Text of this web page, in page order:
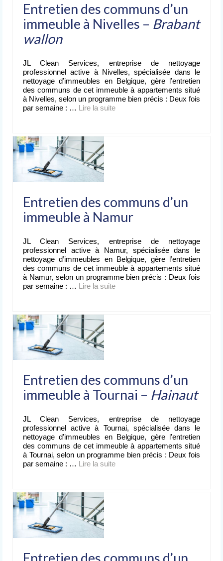
Entretien des communs d’un
immeuble à Nivelles – Brabant
wallon
JL Clean Services, entreprise de nettoyage
professionnel active à Nivelles, spécialisée dans le
nettoyage d’immeubles en Belgique, gère l’entretien
des communs de cet immeuble à appartements situé
à Nivelles, selon un programme bien précis : Deux fois
par semaine : … Lire la suite­­
Entretien des communs d’un
immeuble à Namur
JL Clean Services, entreprise de nettoyage
professionnel active à Namur, spécialisée dans le
nettoyage d’immeubles en Belgique, gère l’entretien
des communs de cet immeuble à appartements situé
à Namur, selon un programme bien précis : Deux fois
par semaine : … Lire la suite­­
Entretien des communs d’un
immeuble à Tournai – Hainaut
JL Clean Services, entreprise de nettoyage
professionnel active à Tournai, spécialisée dans le
nettoyage d’immeubles en Belgique, gère l’entretien
des communs de cet immeuble à appartements situé
à Tournai, selon un programme bien précis : Deux fois
par semaine : … Lire la suite­­
Entretien des communs d’un